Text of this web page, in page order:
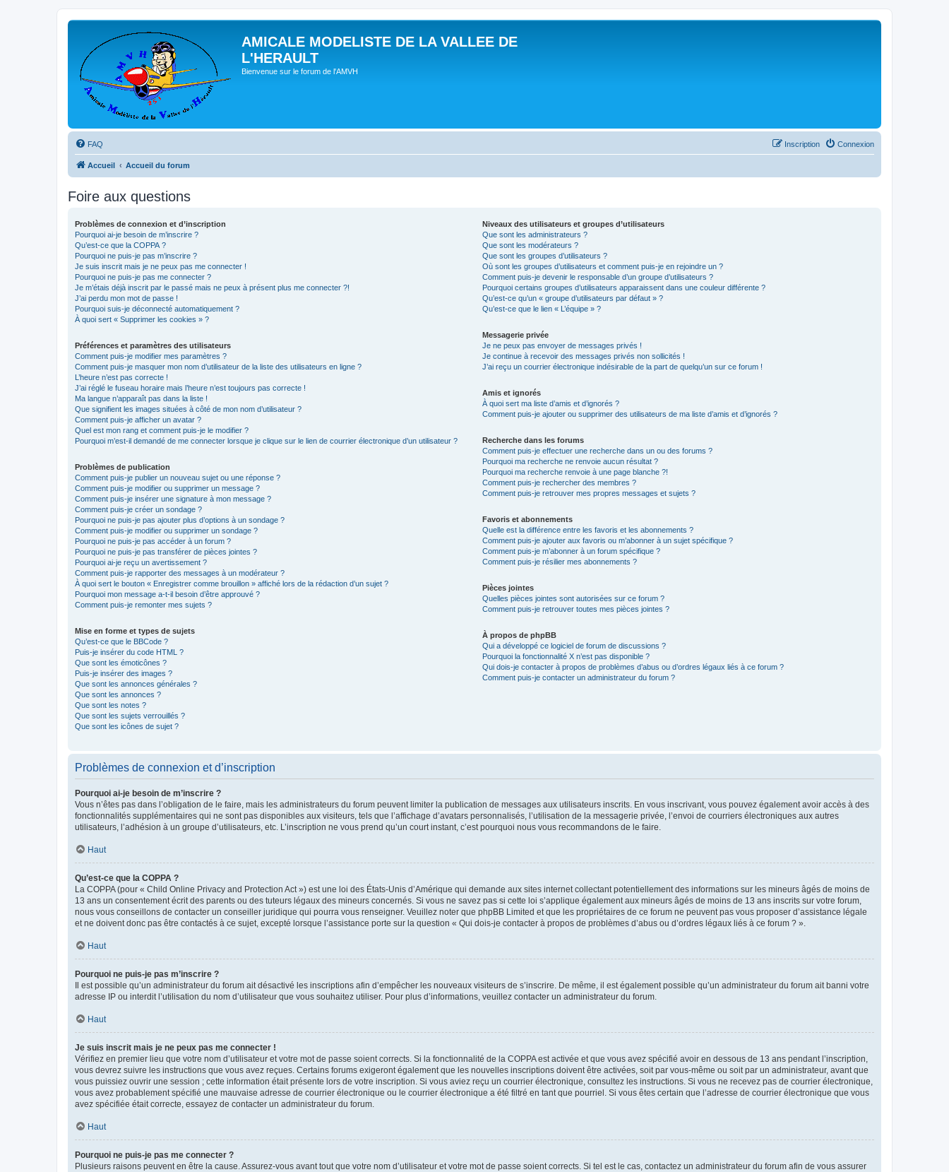
AMICALE MODELISTE DE LA VALLEE DE
L'HERAULT
Bienvenue sur le forum de l'AMVH
FAQ Connexion
Inscription
Accueil Accueil du forum
Foire aux questions
Problèmes de connexion et d’inscription
Pourquoi ai-je besoin de m’inscrire ?
Qu’est-ce que la COPPA ?
Pourquoi ne puis-je pas m’inscrire ?
Je suis inscrit mais je ne peux pas me connecter !
Pourquoi ne puis-je pas me connecter ?
Je m’étais déjà inscrit par le passé mais ne peux à présent plus me connecter ?!
J’ai perdu mon mot de passe !
Pourquoi suis-je déconnecté automatiquement ?
À quoi sert « Supprimer les cookies » ?
Préférences et paramètres des utilisateurs
Comment puis-je modifier mes paramètres ?
Comment puis-je masquer mon nom d’utilisateur de la liste des utilisateurs en ligne ?
L’heure n’est pas correcte !
J’ai réglé le fuseau horaire mais l’heure n’est toujours pas correcte !
Ma langue n’apparaît pas dans la liste !
Que signifient les images situées à côté de mon nom d’utilisateur ?
Comment puis-je afficher un avatar ?
Quel est mon rang et comment puis-je le modifier ?
Pourquoi m’est-il demandé de me connecter lorsque je clique sur le lien de courrier électronique d’un utilisateur ?
Problèmes de publication
Comment puis-je publier un nouveau sujet ou une réponse ?
Comment puis-je modifier ou supprimer un message ?
Comment puis-je insérer une signature à mon message ?
Comment puis-je créer un sondage ?
Pourquoi ne puis-je pas ajouter plus d’options à un sondage ?
Comment puis-je modifier ou supprimer un sondage ?
Pourquoi ne puis-je pas accéder à un forum ?
Pourquoi ne puis-je pas transférer de pièces jointes ?
Pourquoi ai-je reçu un avertissement ?
Comment puis-je rapporter des messages à un modérateur ?
À quoi sert le bouton « Enregistrer comme brouillon » affiché lors de la rédaction d’un sujet ?
Pourquoi mon message a-t-il besoin d’être approuvé ?
Comment puis-je remonter mes sujets ?
Mise en forme et types de sujets
Qu’est-ce que le BBCode ?
Puis-je insérer du code HTML ?
Que sont les émoticônes ?
Puis-je insérer des images ?
Que sont les annonces générales ?
Que sont les annonces ?
Que sont les notes ?
Que sont les sujets verrouillés ?
Que sont les icônes de sujet ?
Niveaux des utilisateurs et groupes d’utilisateurs
Que sont les administrateurs ?
Que sont les modérateurs ?
Que sont les groupes d’utilisateurs ?
Où sont les groupes d’utilisateurs et comment puis-je en rejoindre un ?
Comment puis-je devenir le responsable d’un groupe d’utilisateurs ?
Pourquoi certains groupes d’utilisateurs apparaissent dans une couleur différente ?
Qu’est-ce qu’un « groupe d’utilisateurs par défaut » ?
Qu’est-ce que le lien « L’équipe » ?
Messagerie privée
Je ne peux pas envoyer de messages privés !
Je continue à recevoir des messages privés non sollicités !
J’ai reçu un courrier électronique indésirable de la part de quelqu’un sur ce forum !
Amis et ignorés
À quoi sert ma liste d’amis et d’ignorés ?
Comment puis-je ajouter ou supprimer des utilisateurs de ma liste d’amis et d’ignorés ?
Recherche dans les forums
Comment puis-je effectuer une recherche dans un ou des forums ?
Pourquoi ma recherche ne renvoie aucun résultat ?
Pourquoi ma recherche renvoie à une page blanche ?!
Comment puis-je rechercher des membres ?
Comment puis-je retrouver mes propres messages et sujets ?
Favoris et abonnements
Quelle est la différence entre les favoris et les abonnements ?
Comment puis-je ajouter aux favoris ou m’abonner à un sujet spécifique ?
Comment puis-je m’abonner à un forum spécifique ?
Comment puis-je résilier mes abonnements ?
Pièces jointes
Quelles pièces jointes sont autorisées sur ce forum ?
Comment puis-je retrouver toutes mes pièces jointes ?
À propos de phpBB
Qui a développé ce logiciel de forum de discussions ?
Pourquoi la fonctionnalité X n’est pas disponible ?
Qui dois-je contacter à propos de problèmes d’abus ou d’ordres légaux liés à ce forum ?
Comment puis-je contacter un administrateur du forum ?
Problèmes de connexion et d’inscription
Pourquoi ai-je besoin de m’inscrire ?
Vous n’êtes pas dans l’obligation de le faire, mais les administrateurs du forum peuvent limiter la publication de messages aux utilisateurs inscrits. En vous inscrivant, vous pouvez également avoir accès à des
fonctionnalités supplémentaires qui ne sont pas disponibles aux visiteurs, tels que l’affichage d’avatars personnalisés, l’utilisation de la messagerie privée, l’envoi de courriers électroniques aux autres
utilisateurs, l’adhésion à un groupe d’utilisateurs, etc. L’inscription ne vous prend qu’un court instant, c’est pourquoi nous vous recommandons de le faire.
Haut
Qu’est-ce que la COPPA ?
La COPPA (pour « Child Online Privacy and Protection Act ») est une loi des États-Unis d’Amérique qui demande aux sites internet collectant potentiellement des informations sur les mineurs âgés de moins de
13 ans un consentement écrit des parents ou des tuteurs légaux des mineurs concernés. Si vous ne savez pas si cette loi s’applique également aux mineurs âgés de moins de 13 ans inscrits sur votre forum,
nous vous conseillons de contacter un conseiller juridique qui pourra vous renseigner. Veuillez noter que phpBB Limited et que les propriétaires de ce forum ne peuvent pas vous proposer d’assistance légale
et ne doivent donc pas être contactés à ce sujet, excepté lorsque l’assistance porte sur la question « Qui dois-je contacter à propos de problèmes d’abus ou d’ordres légaux liés à ce forum ? ».
Haut
Pourquoi ne puis-je pas m’inscrire ?
Il est possible qu’un administrateur du forum ait désactivé les inscriptions afin d’empêcher les nouveaux visiteurs de s’inscrire. De même, il est également possible qu’un administrateur du forum ait banni votre
adresse IP ou interdit l’utilisation du nom d’utilisateur que vous souhaitez utiliser. Pour plus d’informations, veuillez contacter un administrateur du forum.
Haut
Je suis inscrit mais je ne peux pas me connecter !
Vérifiez en premier lieu que votre nom d’utilisateur et votre mot de passe soient corrects. Si la fonctionnalité de la COPPA est activée et que vous avez spécifié avoir en dessous de 13 ans pendant l’inscription,
vous devrez suivre les instructions que vous avez reçues. Certains forums exigeront également que les nouvelles inscriptions doivent être activées, soit par vous-même ou soit par un administrateur, avant que
vous puissiez ouvrir une session ; cette information était présente lors de votre inscription. Si vous aviez reçu un courrier électronique, consultez les instructions. Si vous ne recevez pas de courrier électronique,
vous avez probablement spécifié une mauvaise adresse de courrier électronique ou le courrier électronique a été filtré en tant que pourriel. Si vous êtes certain que l’adresse de courrier électronique que vous
avez spécifiée était correcte, essayez de contacter un administrateur du forum.
Haut
Pourquoi ne puis-je pas me connecter ?
Plusieurs raisons peuvent en être la cause. Assurez-vous avant tout que votre nom d’utilisateur et votre mot de passe soient corrects. Si tel est le cas, contactez un administrateur du forum afin de vous assurer